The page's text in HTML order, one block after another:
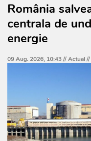
România
centrala de
energie
09 Aug. 2026, 10:43 //Actual//